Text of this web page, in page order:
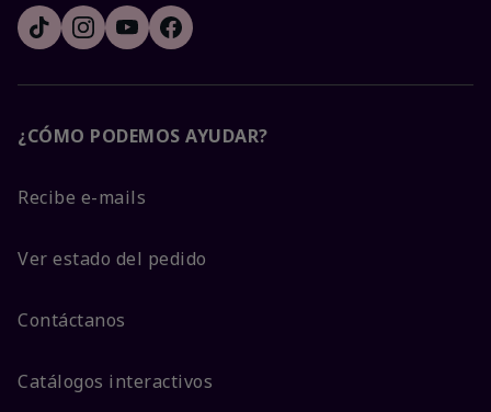
¿CÓMO PODEMOS AYUDAR?
Recibe e-mails
Ver estado del pedido
Contáctanos
Catálogos interactivos